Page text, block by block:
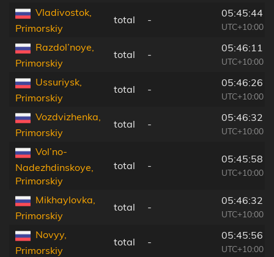
Vladivostok,
Primorskiy
total -
05:45:44
UTC+10:00
Razdol’noye,
Primorskiy
total -
05:46:11
UTC+10:00
Ussuriysk,
Primorskiy
total -
05:46:26
UTC+10:00
Vozdvizhenka,
Primorskiy
total -
05:46:32
UTC+10:00
Vol’no-
Nadezhdinskoye,
Primorskiy
total -
05:45:58
UTC+10:00
Mikhaylovka,
Primorskiy
total -
05:46:32
UTC+10:00
Novyy,
Primorskiy
total -
05:45:56
UTC+10:00